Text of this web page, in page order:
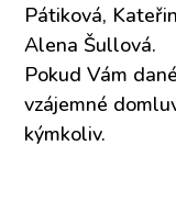
Pátiková,
Alena Šullová.
Pokud Vám
vzájemné
kýmkoliv.